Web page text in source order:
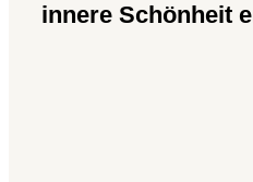
innere Schönheit